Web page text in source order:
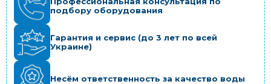
подбору оборудования
Гарантия и сервис (до 3 лет по всей
Украине)
Несём ответственность за качество воды